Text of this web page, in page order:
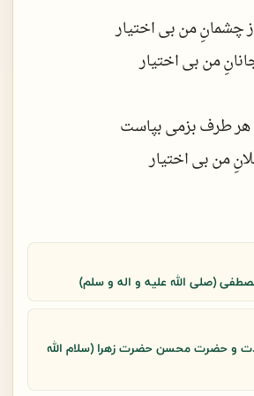
زهر میریزد
خود شیطان نخواهد گفت
من بی اختیار
من بی اختیار
هر طرف بزمی بپاست
من بی اختیار
ست در حّدِ محال
من بی اختیار
بعداز تو ای ختم رسل
من بی اختیار
(صلی الله علیه و اله و سلم)
و حضرت محسن حضرت زهرا (سلام الله